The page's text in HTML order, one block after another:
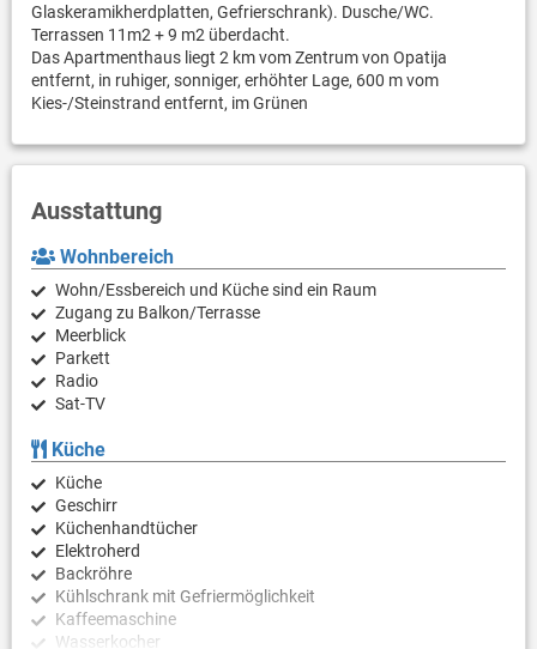
Glaskeramikherdplatten, Gefrierschrank). Dusche/WC.
Terrassen 11m2 + 9 m2 überdacht.
Das Apartmenthaus liegt 2 km vom Zentrum von Opatija
entfernt, in ruhiger, sonniger, erhöhter Lage, 600 m vom
Kies-/Steinstrand entfernt, im Grünen
Ausstattung
Wohnbereich
Wohn/Essbereich und Küche sind ein Raum
Zugang zu Balkon/Terrasse
Meerblick
Parkett
Radio
Sat-TV
Küche
Küche
Geschirr
Küchenhandtücher
Elektroherd
Backröhre
Kühlschrank mit Gefriermöglichkeit
Kaffeemaschine
Wasserkocher